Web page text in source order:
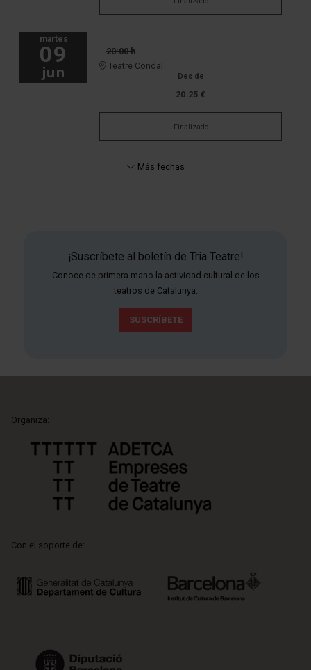
martes
09
jun
20:00 h
Teatre Condal
Des de
20.25 €
Finalizado
Más fechas
¡Suscríbete al boletín de Tria Teatre!
Conoce de primera mano la actividad cultural de los
teatros de Catalunya.
SUSCRÍBETE
Organiza:
Con el soporte de: